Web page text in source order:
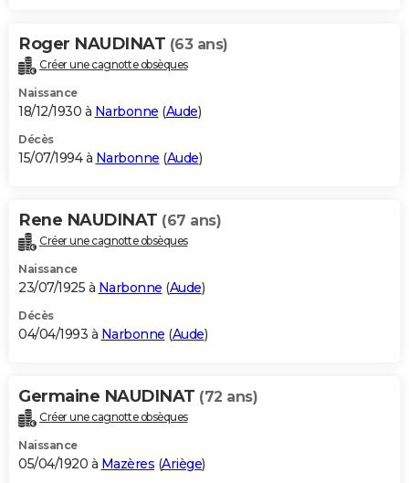
Roger NAUDINAT (63 ans)
Créer une cagnotte obsèques
Naissance
18/12/1930 à Narbonne (Aude)
Décès
15/07/1994 à Narbonne (Aude)
Rene NAUDINAT (67 ans)
Créer une cagnotte obsèques
Naissance
23/07/1925 à Narbonne (Aude)
Décès
04/04/1993 à Narbonne (Aude)
Germaine NAUDINAT (72 ans)
Créer une cagnotte obsèques
Naissance
05/04/1920 à Mazères (Ariège)